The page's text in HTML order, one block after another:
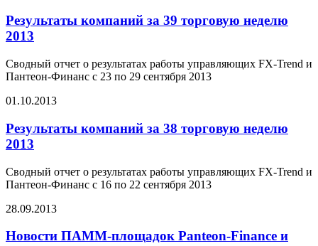
Результаты компаний за 39 торговую неделю
2013
Сводный отчет о результатах работы управляющих FX-Trend и
Пантеон-Финанс с 23 по 29 сентября 2013
01.10.2013
Результаты компаний за 38 торговую неделю
2013
Сводный отчет о результатах работы управляющих FX-Trend и
Пантеон-Финанс с 16 по 22 сентября 2013
28.09.2013
Новости ПАММ-площадок Panteon-Finance и